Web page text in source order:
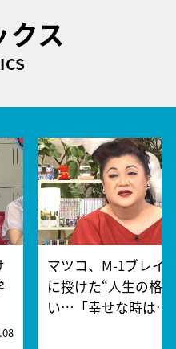
クス
マツコ、M-1ブレイ
に授けた“人生の格
い…「幸せな時は…